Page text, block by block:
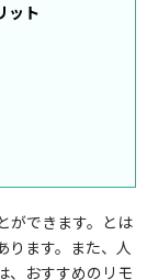
ット
ができます。とは
ります。また、人
、おすすめのリモ